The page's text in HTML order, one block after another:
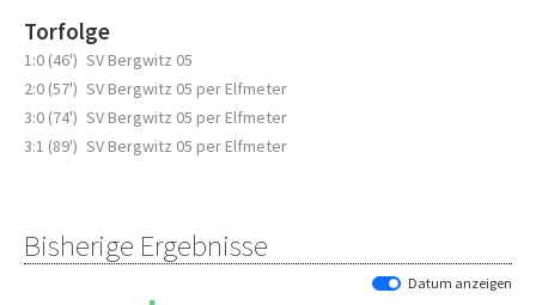
Torfolge
1:0 (46') SV Bergwitz 05
2:0 (57') SV Bergwitz 05 per Elfmeter
3:0 (74') SV Bergwitz 05 per Elfmeter
3:1 (89') SV Bergwitz 05 per Elfmeter
Bisherige Ergebnisse
Datum anzeigen